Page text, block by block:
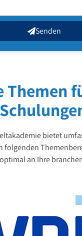
Senden
Themen
bietet
folgenden
an Ihre